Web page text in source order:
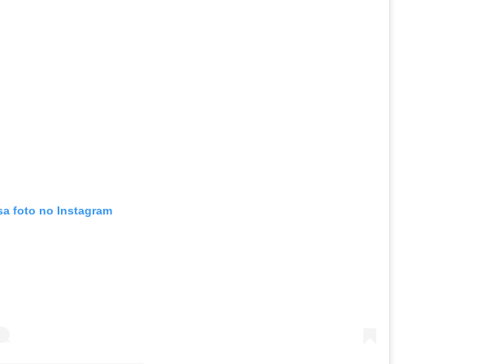
foto no Instagram